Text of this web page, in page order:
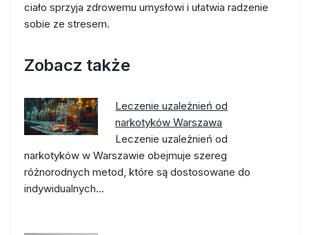
ciało sprzyja zdrowemu umysłowi i ułatwia radzenie
sobie ze stresem.
Zobacz także
Leczenie uzależnień od
narkotyków Warszawa
Leczenie uzależnień od
narkotyków w Warszawie obejmuje szereg
różnorodnych metod, które są dostosowane do
indywidualnych…